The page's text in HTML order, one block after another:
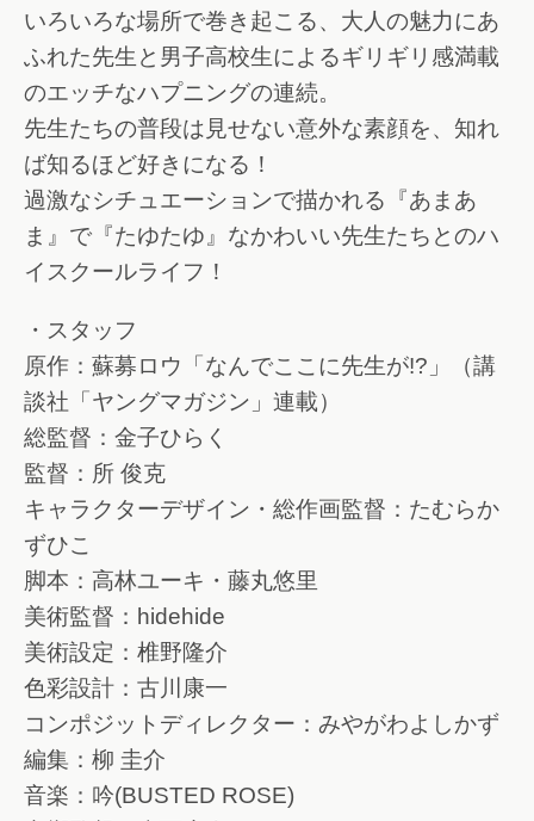
いろいろな場所で巻き起こる、大人の魅力にあ
ふれた先生と男子高校生によるギリギリ感満載
のエッチなハプニングの連続。
先生たちの普段は見せない意外な素顔を、知れ
ば知るほど好きになる！
過激なシチュエーションで描かれる『あまあ
ま』で『たゆたゆ』なかわいい先生たちとのハ
イスクールライフ！
・スタッフ
原作：蘇募ロウ「なんでここに先生が!?」（講
談社「ヤングマガジン」連載）
総監督：金子ひらく
監督：所 俊克
キャラクターデザイン・総作画監督：たむらか
ずひこ
脚本：高林ユーキ・藤丸悠里
美術監督：hidehide
美術設定：椎野隆介
色彩設計：古川康一
コンポジットディレクター：みやがわよしかず
編集：柳 圭介
音楽：吟(BUSTED ROSE)